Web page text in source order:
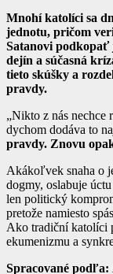
Mnohí katolíci sa
jednotu, pričom
Satanovi podkopať
dejín a súčasná
tieto skúšky a
pravdy.
„Nikto z nás nechce
dychom dodáva to
pravdy. Znovu
Akákoľvek snaha o
dogmy, oslabuje
len politický
pretože namiesto
Ako tradiční katolíci
ekumenizmu a
Spracované podľa: